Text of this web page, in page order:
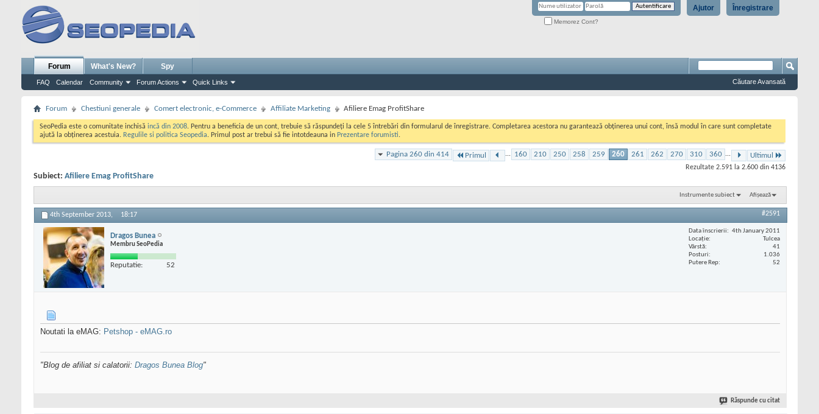
Înregistrare
Ajutor
Memorez Cont?
Forum
FAQ Calendar Community Forum Actions Quick Links
What's New? Spy
Căutare Avansată
Forum Chestiuni generale Comert electronic, e-Commerce Affiliate Marketing Afiliere Emag ProfitShare
SeoPedia este o comunitate inchisă incă din 2008. Pentru a beneficia de un cont, trebuie să răspundeți la cele 5 întrebări din formularul de înregistrare. Completarea acestora nu garantează obținerea unui cont, însă modul în care sunt completate
ajută la obținerea acestuia. Regulile si politica Seopedia. Primul post ar trebui să fie intotdeauna in Prezentare forumisti.
Pagina 260 din 414 Primul ... 160 210 250 258 259 260 261 262 270 310 360 ... Ultimul
Rezultate 2.591 la 2.600 din 4136
Subiect: Afiliere Emag ProfitShare
Instrumente subiect Afișează
4th September 2013, 18:17 #2591
Dragos Bunea
Membru SeoPedia
Reputatie: 52
Data înscrierii
4th January 2011
Locaţie
Tulcea
Vârstă
41
Posturi
1.036
Putere Rep
52
Noutati la eMAG: Petshop - eMAG.ro
"Blog de afiliat si calatorii: Dragos Bunea Blog"
Răspunde cu citat